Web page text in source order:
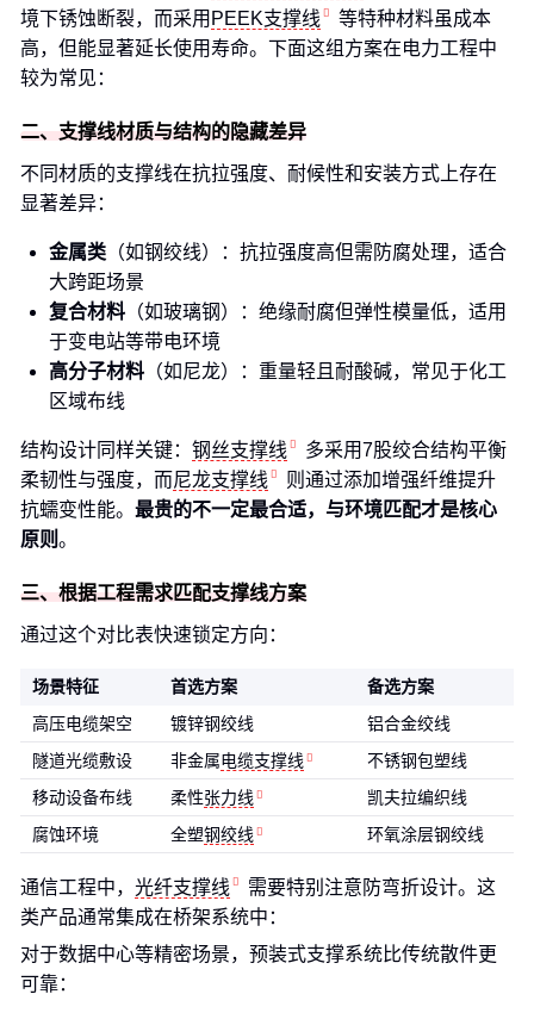
境下锈蚀断裂，而采用 PEEK支撑线
等特种材料虽成本
高，但能显著延长使用寿命。下面这组方案在电力工程中
较为常见：
二、支撑线材质与结构的隐藏差异
不同材质的支撑线在抗拉强度、耐候性和安装方式上存在
显著差异：
金属类 （如钢绞线）：抗拉强度高但需防腐处理，适合
大跨距场景
复合材料 （如玻璃钢）：绝缘耐腐但弹性模量低，适用
于变电站等带电环境
高分子材料 （如尼龙）：重量轻且耐酸碱，常见于化工
区域布线
结构设计同样关键： 钢丝支撑线
多采用7股绞合结构平衡
柔韧性与强度，而尼龙支撑线
则通过添加增强纤维提升
抗蠕变性能。 最贵的不一定最合适，与环境匹配才是核心
原则。
三、根据工程需求匹配支撑线方案
通过这个对比表快速锁定方向：
场景特征 首选方案
备选方案
高压电缆架空
镀锌钢绞线
铝合金绞线
隧道光缆敷设
非金属电缆支撑线
不锈钢包塑线
移动设备布线
柔性张力线
凯夫拉编织线
腐蚀环境
全塑钢绞线 环氧涂层钢绞线
通信工程中， 光纤支撑线
需要特别注意防弯折设计。这
类产品通常集成在桥架系统中：
对于数据中心等精密场景，预装式支撑系统比传统散件更
可靠：